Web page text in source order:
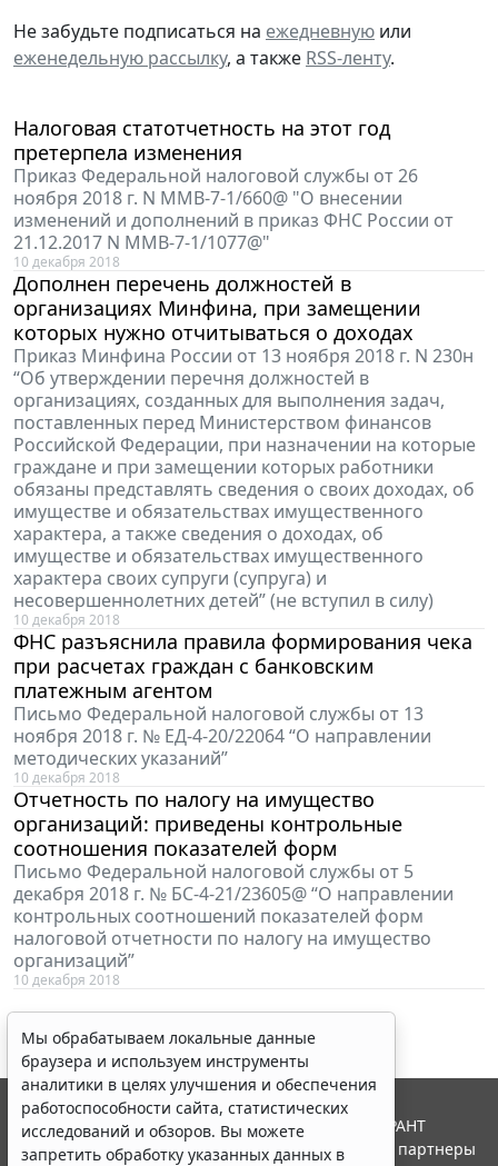
Не забудьте подписаться на ежедневную или
еженедельную рассылку, а также RSS-ленту.
Налоговая статотчетность на этот год
претерпела изменения
Приказ Федеральной налоговой службы от 26
ноября 2018 г. N ММВ-7-1/660@ "О внесении
изменений и дополнений в приказ ФНС России от
21.12.2017 N ММВ-7-1/1077@"
10 декабря 2018
Дополнен перечень должностей в
организациях Минфина, при замещении
которых нужно отчитываться о доходах
Приказ Минфина России от 13 ноября 2018 г. N 230н
“Об утверждении перечня должностей в
организациях, созданных для выполнения задач,
поставленных перед Министерством финансов
Российской Федерации, при назначении на которые
граждане и при замещении которых работники
обязаны представлять сведения о своих доходах, об
имуществе и обязательствах имущественного
характера, а также сведения о доходах, об
имуществе и обязательствах имущественного
характера своих супруги (супруга) и
несовершеннолетних детей” (не вступил в силу)
10 декабря 2018
ФНС разъяснила правила формирования чека
при расчетах граждан с банковским
платежным агентом
Письмо Федеральной налоговой службы от 13
ноября 2018 г. № ЕД-4-20/22064 “О направлении
методических указаний”
10 декабря 2018
Отчетность по налогу на имущество
организаций: приведены контрольные
соотношения показателей форм
Письмо Федеральной налоговой службы от 5
декабря 2018 г. № БС-4-21/23605@ “О направлении
контрольных соотношений показателей форм
налоговой отчетности по налогу на имущество
организаций”
10 декабря 2018
Мы обрабатываем локальные данные
браузера и используем инструменты
аналитики в целях улучшения и обеспечения
работоспособности сайта, статистических
исследований и обзоров. Вы можете
запретить обработку указанных данных в
© ООО "НПП "ГАРАНТ-СЕРВИС", 2026. Система ГАРАНТ
выпускается с 1990 года. Компания "Гарант" и ее партнеры